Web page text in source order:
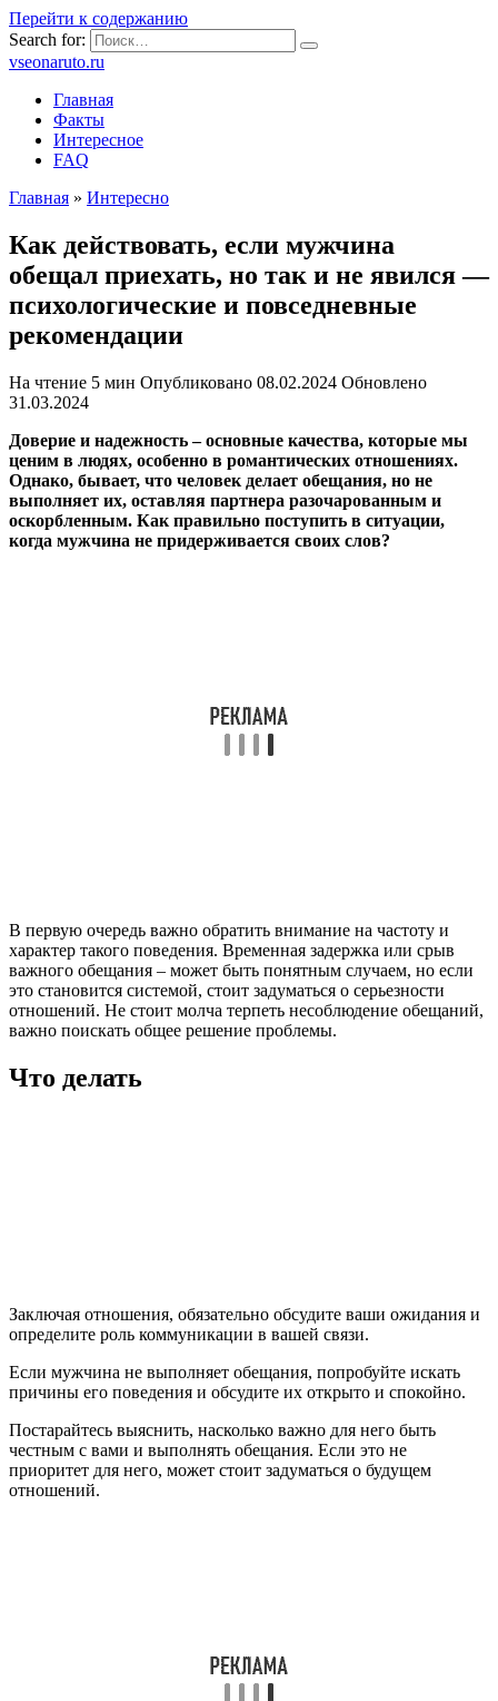
Перейти к содержанию
Search for:
vseonaruto.ru
Главная
Факты
Интересное
FAQ
Главная » Интересно
Как действовать, если мужчина
обещал приехать, но так и не явился —
психологические и повседневные
рекомендации
На чтение 5 мин Опубликовано 08.02.2024 Обновлено
31.03.2024
Доверие и надежность – основные качества, которые мы
ценим в людях, особенно в романтических отношениях.
Однако, бывает, что человек делает обещания, но не
выполняет их, оставляя партнера разочарованным и
оскорбленным. Как правильно поступить в ситуации,
когда мужчина не придерживается своих слов?
В первую очередь важно обратить внимание на частоту и
характер такого поведения. Временная задержка или срыв
важного обещания – может быть понятным случаем, но если
это становится системой, стоит задуматься о серьезности
отношений. Не стоит молча терпеть несоблюдение обещаний,
важно поискать общее решение проблемы.
Что делать
Заключая отношения, обязательно обсудите ваши ожидания и
определите роль коммуникации в вашей связи.
Если мужчина не выполняет обещания, попробуйте искать
причины его поведения и обсудите их открыто и спокойно.
Постарайтесь выяснить, насколько важно для него быть
честным с вами и выполнять обещания. Если это не
приоритет для него, может стоит задуматься о будущем
отношений.